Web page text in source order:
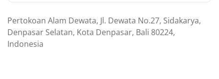
Pertokoan Alam Dewata, Jl. Dewata No.27, Sidakarya,
Denpasar Selatan, Kota Denpasar, Bali 80224,
Indonesia